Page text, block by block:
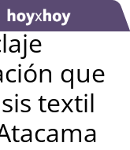
que
textil